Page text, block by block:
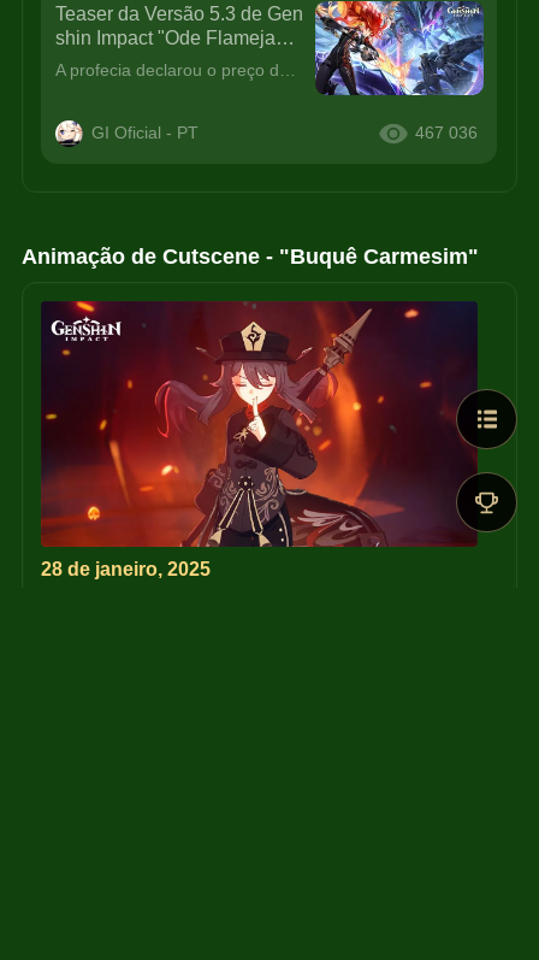
Teaser da Versão 5.3 de Gen
shin Impact "Ode Flamejante
da Ressurreição"
GI Oficial - PT 467 036
Animação de Cutscene - "Buquê Carmesim"
28 de janeiro, 2025